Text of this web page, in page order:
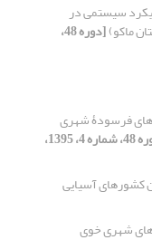
سیستمی در
ماکو) [دوره 48،
فرسودۀ شهری
[دوره 48، شماره 4، 1395،
کشورهای آسیایی
شهری خوی